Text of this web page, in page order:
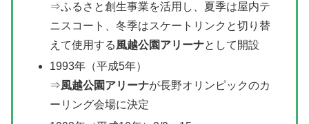
⇒ふるさと創生事業を活用し、夏季は屋内テ
ニスコート、冬季はスケートリンクと切り替
えて使用する風越公園アリーナとして開設
1993年（平成5年）
⇒風越公園アリーナが長野オリンピックのカ
ーリング会場に決定